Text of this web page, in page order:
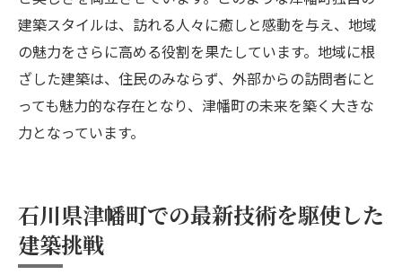
建築スタイルは、訪れる人々に癒しと感動を与え、地域
の魅力をさらに高める役割を果たしています。地域に根
ざした建築は、住民のみならず、外部からの訪問者にと
っても魅力的な存在となり、津幡町の未来を築く大きな
力となっています。
石川県津幡町での最新技術を駆使した
建築挑戦